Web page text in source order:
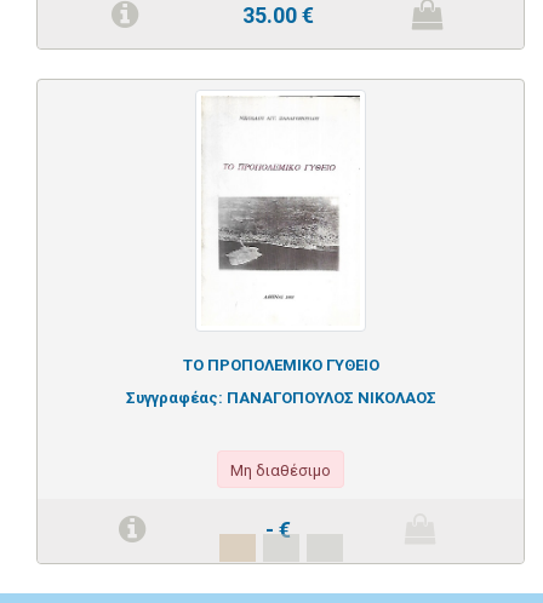
35.00€
ΤΟ ΠΡΟΠΟΛΕΜΙΚΟ ΓΥΘΕΙΟ
Συγγραφέας: ΠΑΝΑΓΟΠΟΥΛΟΣ ΝΙΚΟΛΑΟΣ
Μη διαθέσιμο
- €